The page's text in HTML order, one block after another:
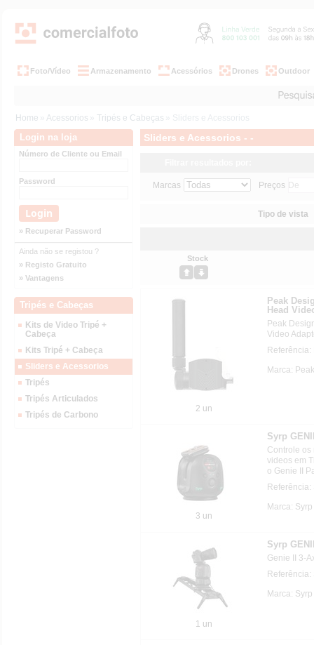
Foto/Vídeo Armazenamento Acessórios Drones Outdoor
Home » Acessorios » Tripés e Cabeças » Sliders e Acessorios
Login na loja
Número de Cliente ou Email
Password
» Recuperar Password
Ainda não se registou ?
» Registo Gratuito
» Vantagens
Tripés e Cabeças
Kits de Video Tripé +
Cabeça
Kits Tripé + Cabeça
Sliders e Acessorios
Tripés
Tripés Articulados
Tripés de Carbono
Sliders e Acessorios - -
Marcas Preços
Tipo de vista
Stock
2 un
Peak
Head
Peak
Video
Referência:
Marca:
3 un
Syrp
Controle os
videos em
o Genie II
Referência:
Marca:
1 un
Syrp
Genie II 3-
Referência:
Marca: